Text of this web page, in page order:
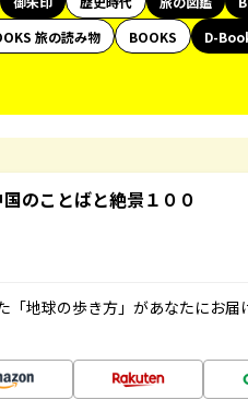
旅の読み物 BOOKS
D-
のことばと絶景１００
「地球の歩き方」があなたにお